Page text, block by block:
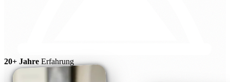
20+ Jahre Erfahrung